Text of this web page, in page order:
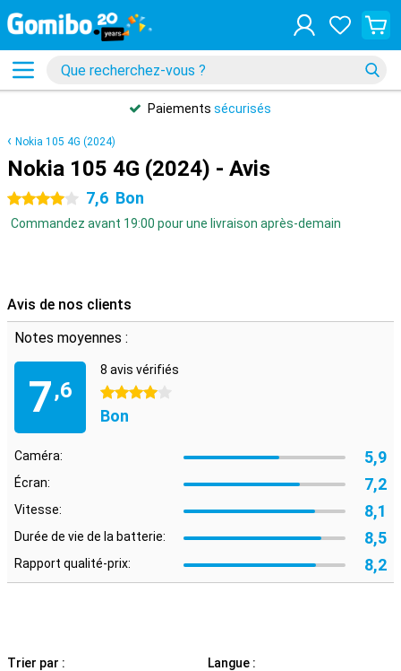
Paiements sécurisés
Nokia 105 4G (2024)
Nokia 105 4G (2024) - Avis
4 étoiles 7,6 Bon
Commandez avant 19:00 pour une livraison après-demain
Avis de nos clients
Notes moyennes :
7,6
8 avis vérifiés
4 étoiles
Bon
Caméra: 5,9
Écran: 7,2
Vitesse: 8,1
Durée de vie de la batterie: 8,5
Rapport qualité-prix: 8,2
Trier par : Langue :